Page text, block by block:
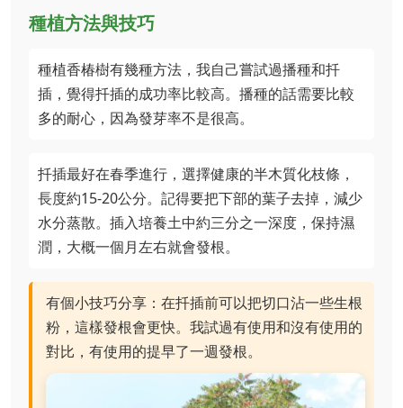
種植方法與技巧
種植香椿樹有幾種方法，我自己嘗試過播種和扦
插，覺得扦插的成功率比較高。播種的話需要比較
多的耐心，因為發芽率不是很高。
扦插最好在春季進行，選擇健康的半木質化枝條，
長度約15-20公分。記得要把下部的葉子去掉，減少
水分蒸散。插入培養土中約三分之一深度，保持濕
潤，大概一個月左右就會發根。
有個小技巧分享：在扦插前可以把切口沾一些生根
粉，這樣發根會更快。我試過有使用和沒有使用的
對比，有使用的提早了一週發根。